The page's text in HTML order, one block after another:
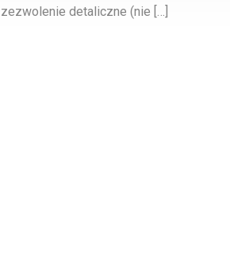
detaliczne (nie […]